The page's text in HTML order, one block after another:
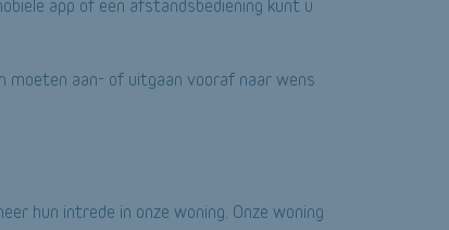
app of een afstandsbediening kunt u
moeten aan- of uitgaan vooraf naar wens
hun intrede in onze woning. Onze woning